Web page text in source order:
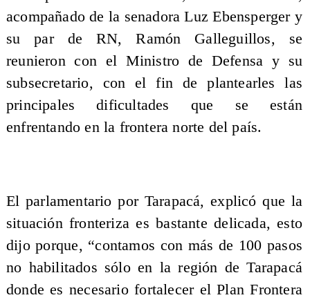
acompañado de la senadora Luz Ebensperger y
su par de RN, Ramón Galleguillos, se
reunieron con el Ministro de Defensa y su
subsecretario, con el fin de plantearles las
principales dificultades que se están
enfrentando en la frontera norte del país.
El parlamentario por Tarapacá, explicó que la
situación fronteriza es bastante delicada, esto
dijo porque, “contamos con más de 100 pasos
no habilitados sólo en la región de Tarapacá
donde es necesario fortalecer el Plan Frontera